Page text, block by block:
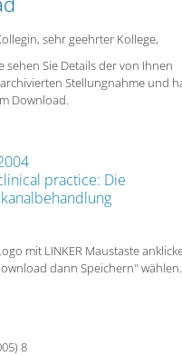
sehr geehrter Kollege,
sehen Sie Details der von Ihnen
Stellungnahme und
Download.
practice: Die
mit LINKER Maustaste
dann Speichern" wählen.
8